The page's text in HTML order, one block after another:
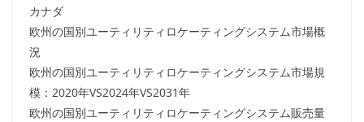
カナダ
欧州の国別ユーティリティロケーティングシステム市場概
況
欧州の国別ユーティリティロケーティングシステム市場規
模：2020年VS2024年VS2031年
欧州の国別ユーティリティロケーティングシステム販売量